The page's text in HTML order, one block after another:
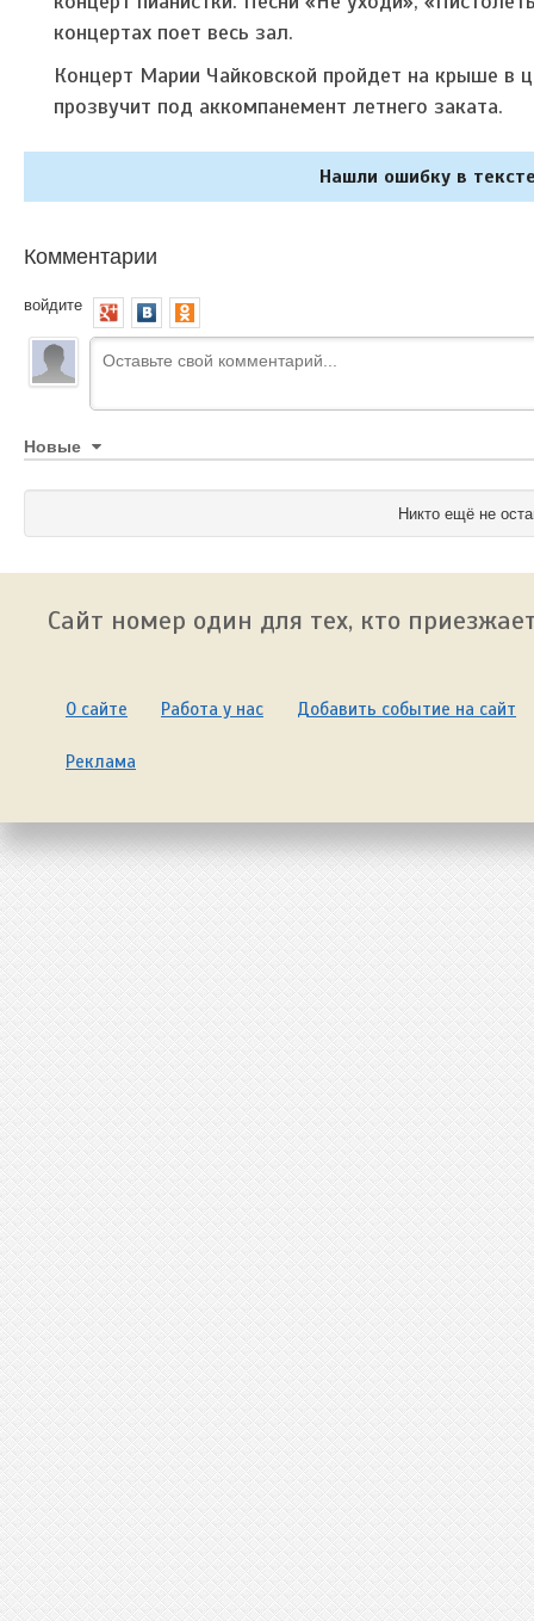
концертах поет весь зал.
Концерт Марии Чайковской пройдет на крыше в
прозвучит под аккомпанемент летнего заката.
Нашли ошибку в
Комментарии
войдите
Новые
Никто ещё не
Сайт номер один для тех, кто
О сайте Работа у нас Добавить событие на сайт
Реклама